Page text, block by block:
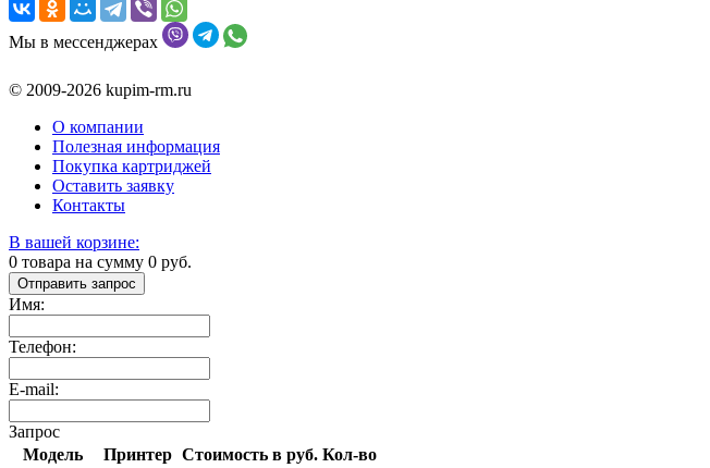
Мы в мессенджерах
© 2009-2026 kupim-rm.ru
О компании
Полезная информация
Покупка картриджей
Оставить заявку
Контакты
В вашей корзине:
0 товара на сумму 0 руб.
Отправить запрос
Имя:
Телефон:
E-mail:
Запрос
Модель
Принтер Стоимость в руб. Кол-во